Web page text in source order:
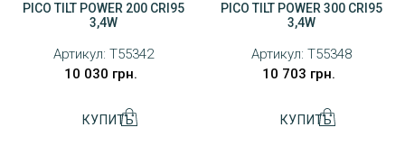
PICO TILT POWER 200 CRI95
3,4W
Артикул: T55342
10 030 грн.
PICO TILT POWER 300 CRI95
3,4W
Артикул: T55348
10 703 грн.